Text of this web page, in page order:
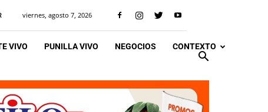
viernes, agosto 7, 2026
VIVO PUNILLA VIVO NEGOCIOS CONTEXTO